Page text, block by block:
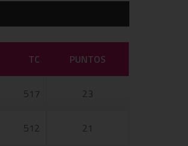
TC PUNTOS
517 23
512 21